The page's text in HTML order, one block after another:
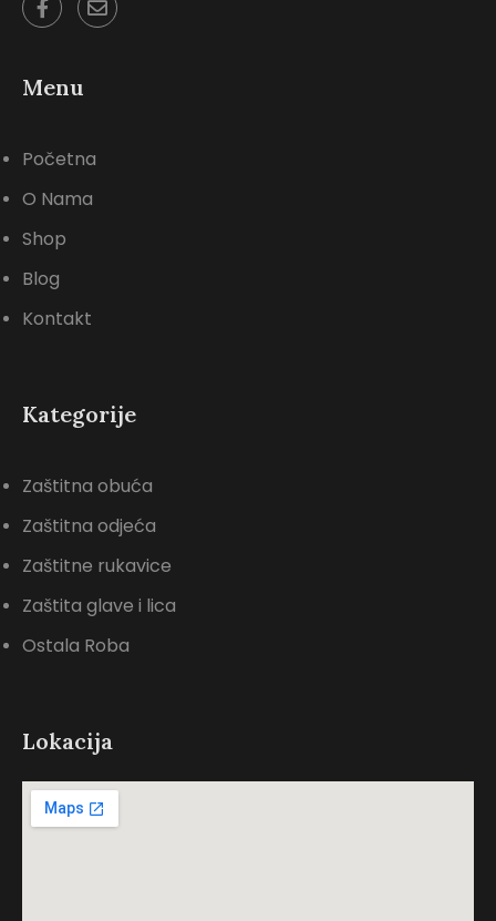
Menu
Početna
O Nama
Shop
Blog
Kontakt
Kategorije
Zaštitna obuća
Zaštitna odjeća
Zaštitne rukavice
Zaštita glave i lica
Ostala Roba
Lokacija